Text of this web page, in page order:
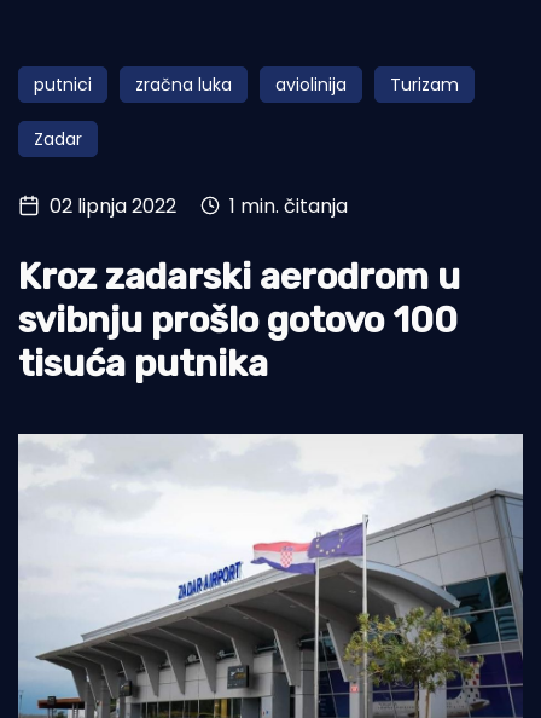
Obala
Otoci
Turizam i nautika
Pomorstvo
Ekologija
Tradicija i kultura
putnici zračna luka aviolinija Turizam
Zadar
02 lipnja 2022 1 min. čitanja
Kroz zadarski aerodrom u
svibnju prošlo gotovo 100
tisuća putnika